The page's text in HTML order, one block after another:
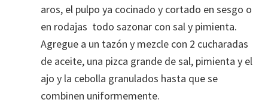
aros, el pulpo ya cocinado y cortado en sesgo o
en rodajas todo sazonar con sal y pimienta.
Agregue a un tazón y mezcle con 2 cucharadas
de aceite, una pizca grande de sal, pimienta y el
ajo y la cebolla granulados hasta que se
combinen uniformemente.